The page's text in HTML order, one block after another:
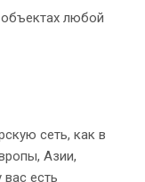
любой
сеть, как в
Азии,
есть